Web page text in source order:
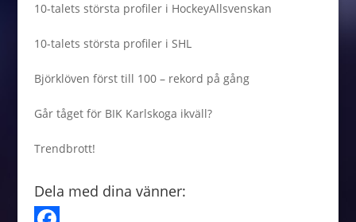
10-talets största profiler i HockeyAllsvenskan
10-talets största profiler i SHL
Björklöven först till 100 – rekord på gång
Går tåget för BIK Karlskoga ikväll?
Trendbrott!
Dela med dina vänner: